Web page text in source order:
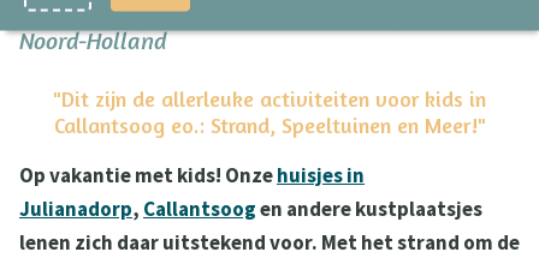
Leuke uitstapjes met kinderen in de Kop van
Noord-Holland
"Dit zijn de allerleuke activiteiten voor kids in
Callantsoog eo.: Strand, Speeltuinen en Meer!"
Op vakantie met kids! Onzehuisjes in
Julianadorp, Callantsoogen andere kustplaatsjes
lenen zich daar uitstekend voor. Met het strand om de